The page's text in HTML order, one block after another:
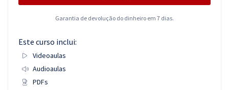
Garantia de devolução do dinheiro em 7 dias.
Este curso inclui:
Videoaulas
Audioaulas
PDFs